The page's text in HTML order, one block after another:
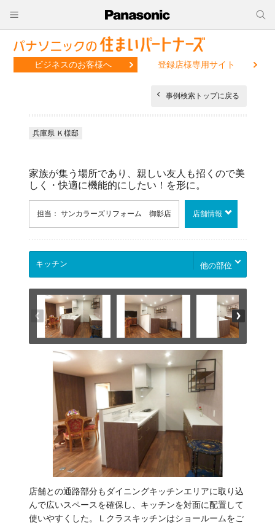
ビジネスのお客様へ 登録店様専用サイト
事例検索トップに戻る
兵庫県 Ｋ様邸
家族が集う場所であり、親しい友人も招くので美
しく・快適に機能的にしたい！を形に。
担当： サンカラーズリフォーム 御影店 店舗情報
他の部位
店舗との通路部分もダイニングキッチンエリアに取り込
んで広いスペースを確保し、キッチンを対面に配置して
使いやすくした。Ｌクラスキッチンはショールームをご